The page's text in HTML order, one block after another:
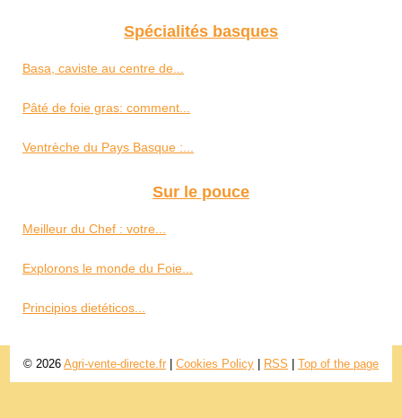
Spécialités basques
Basa, caviste au centre de...
Pâté de foie gras: comment...
Ventrèche du Pays Basque :...
Sur le pouce
Meilleur du Chef : votre...
Explorons le monde du Foie...
Principios dietéticos...
© 2026 Agri-vente-directe.fr Cookies Policy RSS Top of the page